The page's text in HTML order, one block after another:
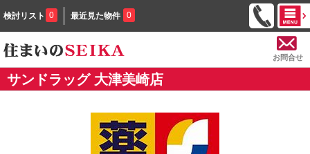
検討リスト 0 最近見た物件 0
お問合せ
サンドラッグ 大津美崎店